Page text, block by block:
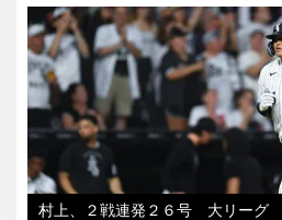
村上、２戦連発２６号 大リーグ